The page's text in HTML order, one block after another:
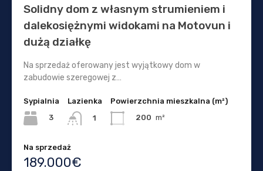
Solidny dom z własnym strumieniem i
dalekosiężnymi widokami na Motovun i
dużą działkę
Na sprzedaż oferowany jest wyjątkowy dom w
zabudowie szeregowej z…
Sypialnia
3
Lazienka
1
Powierzchnia mieszkalna (m²)
200 m²
Na sprzedaż
189.000€